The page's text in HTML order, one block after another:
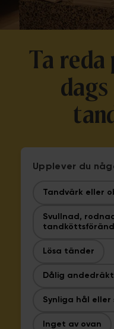
Ta reda
Upplever du
Tandvärk eller
Svullnad,
Lösa tänder
Dålig andedräkt
Synliga hål
Inget av ovan